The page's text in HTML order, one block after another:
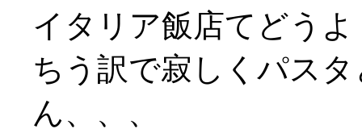
イタリア飯店てどうよ
ちう訳で寂しくパス
ん、、、